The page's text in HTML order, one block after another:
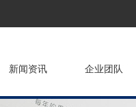
新闻资讯 企业团队